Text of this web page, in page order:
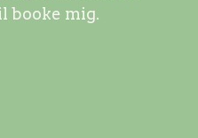
booke mig.